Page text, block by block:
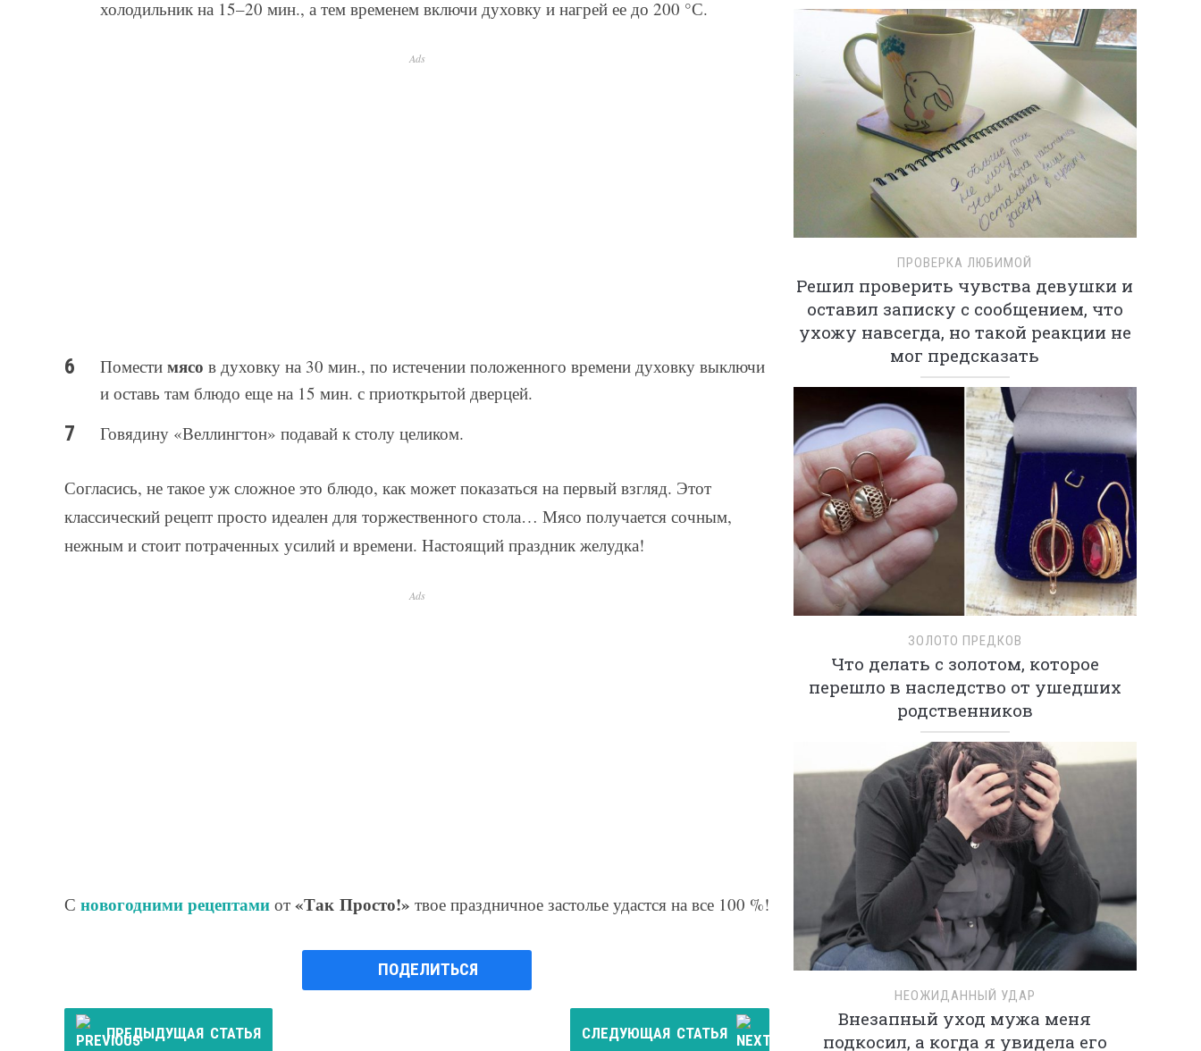
холодильник на 15–20 мин., а тем временем включи духовку и нагрей ее до 200 °С.
Ads
Помести мясо в духовку на 30 мин., по истечении положенного времени духовку выключи
и оставь там блюдо еще на 15 мин. с приоткрытой дверцей.
Говядину «Веллингтон» подавай к столу целиком.
Согласись, не такое уж сложное это блюдо, как может показаться на первый взгляд. Этот
классический рецепт просто идеален для торжественного стола… Мясо получается сочным,
нежным и стоит потраченных усилий и времени. Настоящий праздник желудка!
Ads
С новогодними рецептами от «Так Просто!» твое праздничное застолье удастся на все 100 %!
ПОДЕЛИТЬСЯ
ПРЕДЫДУЩАЯ СТАТЬЯ СЛЕДУЮЩАЯ СТАТЬЯ
ПРОВЕРКА ЛЮБИМОЙ
Решил проверить чувства девушки и
оставил записку с сообщением, что
ухожу навсегда, но такой реакции не
мог предсказать
ЗОЛОТО ПРЕДКОВ
Что делать с золотом, которое
перешло в наследство от ушедших
родственников
НЕОЖИДАННЫЙ УДАР
Внезапный уход мужа меня
подкосил, а когда я увидела его